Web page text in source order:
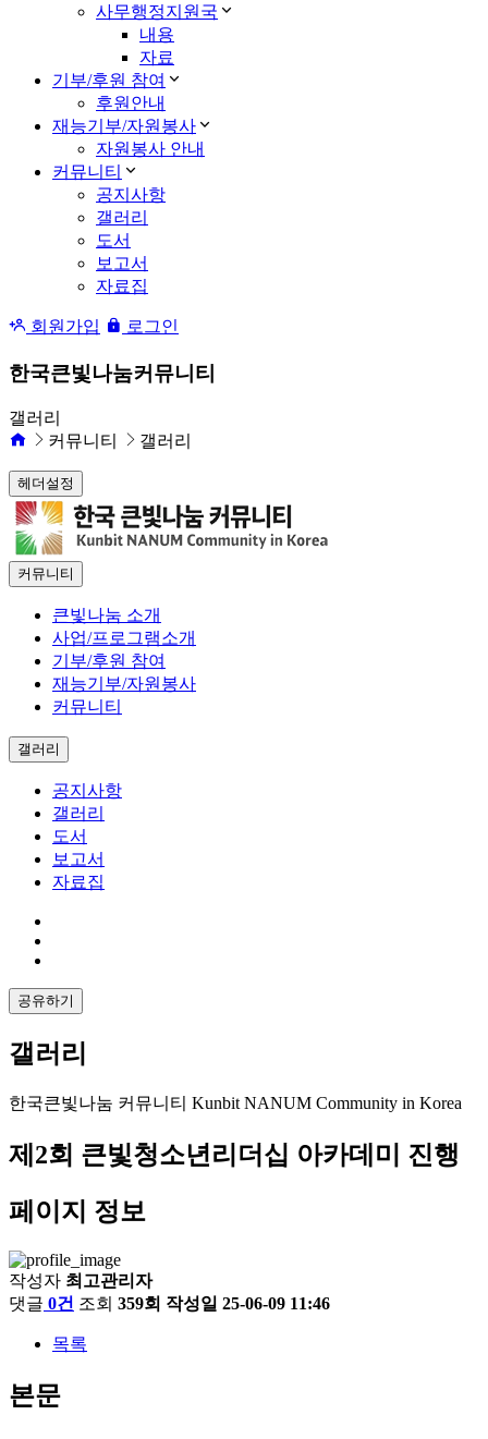
사무행정지원국
내용
자료
기부/후원 참여
후원안내
재능기부/자원봉사
자원봉사 안내
커뮤니티
공지사항
갤러리
도서
보고서
자료집
회원가입 로그인
한국큰빛나눔커뮤니티
갤러리
커뮤니티
갤러리
헤더설정
커뮤니티
큰빛나눔 소개
사업/프로그램소개
기부/후원 참여
재능기부/자원봉사
커뮤니티
갤러리
공지사항
갤러리
도서
보고서
자료집
공유하기
갤러리
한국큰빛나눔 커뮤니티 Kunbit NANUM Community in Korea
제2회 큰빛청소년리더십 아카데미 진행
페이지 정보
작성자 최고관리자
댓글 0건 조회 359회 작성일 25-06-09 11:46
목록
본문